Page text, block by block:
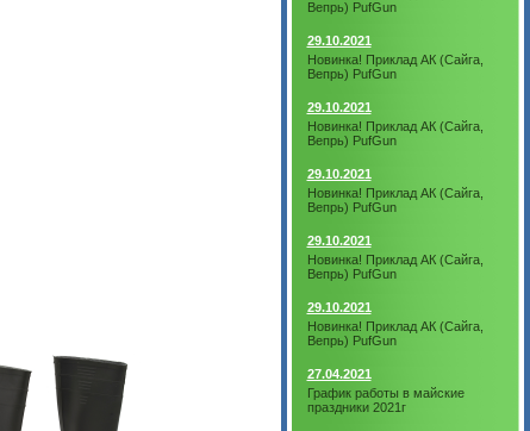
Вепрь) PufGun
29.10.2021
Новинка! Приклад АК (Сайга,
Вепрь) PufGun
29.10.2021
Новинка! Приклад АК (Сайга,
Вепрь) PufGun
29.10.2021
Новинка! Приклад АК (Сайга,
Вепрь) PufGun
29.10.2021
Новинка! Приклад АК (Сайга,
Вепрь) PufGun
29.10.2021
Новинка! Приклад АК (Сайга,
Вепрь) PufGun
27.04.2021
График работы в майские
праздники 2021г